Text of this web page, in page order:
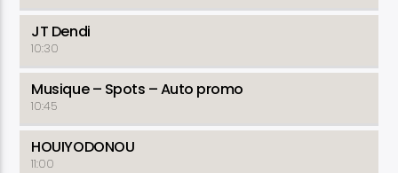
JT Dendi
10:30
Musique – Spots – Auto promo
10:45
HOUIYODONOU
11:00